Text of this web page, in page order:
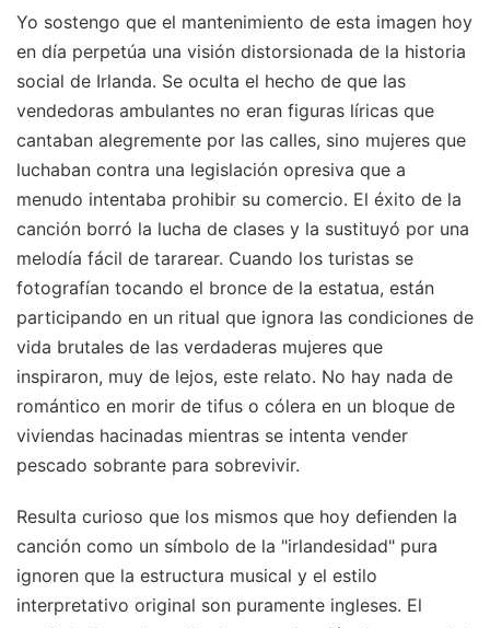
Yo sostengo que el mantenimiento de esta imagen hoy
en día perpetúa una visión distorsionada de la historia
social de Irlanda. Se oculta el hecho de que las
vendedoras ambulantes no eran figuras líricas que
cantaban alegremente por las calles, sino mujeres que
luchaban contra una legislación opresiva que a
menudo intentaba prohibir su comercio. El éxito de la
canción borró la lucha de clases y la sustituyó por una
melodía fácil de tararear. Cuando los turistas se
fotografían tocando el bronce de la estatua, están
participando en un ritual que ignora las condiciones de
vida brutales de las verdaderas mujeres que
inspiraron, muy de lejos, este relato. No hay nada de
romántico en morir de tifus o cólera en un bloque de
viviendas hacinadas mientras se intenta vender
pescado sobrante para sobrevivir.
Resulta curioso que los mismos que hoy defienden la
canción como un símbolo de la "irlandesidad" pura
ignoren que la estructura musical y el estilo
interpretativo original son puramente ingleses. El